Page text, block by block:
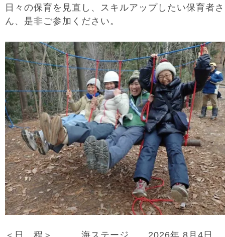
日々の保育を見直し、スキルアップしたい保育者さ
ん、是非ご参加ください。
＜日 程＞ 海ステージ 2026年 8月4日